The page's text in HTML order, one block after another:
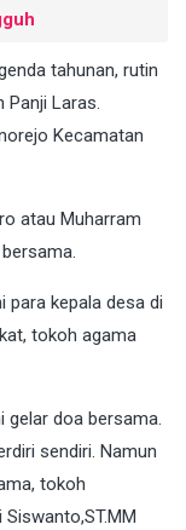
tahunan, rutin
Panji Laras.
Kecamatan
atau Muharram
para kepala desa di
tokoh agama
gelar doa bersama.
sendiri. Namun
tokoh